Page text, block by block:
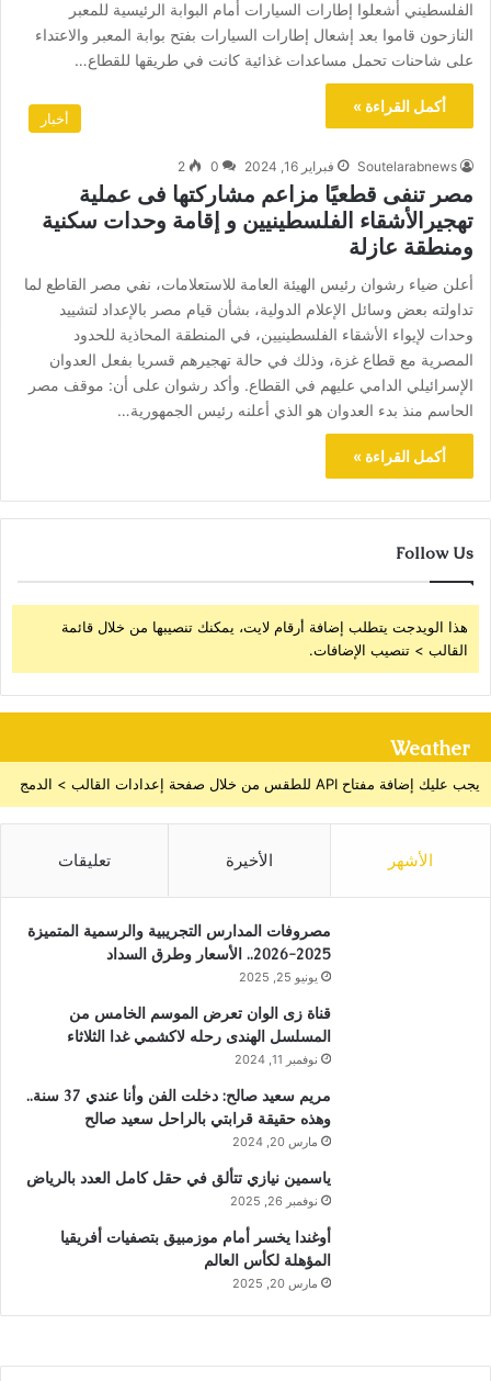
الفلسطيني أشعلوا إطارات السيارات أمام البوابة الرئيسية للمعبر
النازحون قاموا بعد إشعال إطارات السيارات بفتح بوابة المعبر والاعتداء
على شاحنات تحمل مساعدات غذائية كانت في طريقها للقطاع…
أكمل القراءة »
أخبار
Soutelarabnews فبراير 16, 2024 0
2
مصر تنفى قطعيًا مزاعم مشاركتها فى عملية
تهجيرالأشقاء الفلسطينيين و إقامة وحدات سكنية
ومنطقة عازلة
أعلن ضياء رشوان رئيس الهيئة العامة للاستعلامات، نفي مصر القاطع لما
تداولته بعض وسائل الإعلام الدولية، بشأن قيام مصر بالإعداد لتشييد
وحدات لإيواء الأشقاء الفلسطينيين، في المنطقة المحاذية للحدود
المصرية مع قطاع غزة، وذلك في حالة تهجيرهم قسريا بفعل العدوان
الإسرائيلي الدامي عليهم في القطاع. وأكد رشوان على أن: موقف مصر
الحاسم منذ بدء العدوان هو الذي أعلنه رئيس الجمهورية…
أكمل القراءة »
Follow Us
هذا الويدجت يتطلب إضافة أرقام لايت، يمكنك تنصيبها من خلال قائمة
القالب > تنصيب الإضافات.
Weather
يجب عليك إضافة مفتاح API للطقس من خلال صفحة إعدادات القالب > الدمج
الأشهر الأخيرة تعليقات
مصروفات المدارس التجريبية والرسمية المتميزة
2025-2026.. الأسعار وطرق السداد
يونيو 25, 2025
قناة زى الوان تعرض الموسم الخامس من
المسلسل الهندى رحله لاكشمي غدا الثلاثاء
نوفمبر 11, 2024
مريم سعيد صالح: دخلت الفن وأنا عندي 37 سنة..
وهذه حقيقة قرابتي بالراحل سعيد صالح
مارس 20, 2024
ياسمين نيازي تتألق في حقل كامل العدد بالرياض
نوفمبر 26, 2025
أوغندا يخسر أمام موزمبيق بتصفيات أفريقيا
المؤهلة لكأس العالم
مارس 20, 2025